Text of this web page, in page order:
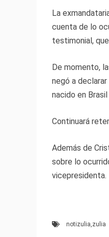
La
cuenta de lo
testimonial,
De momento,
negó a
nacido en
Continuará
Además de
sobre lo
vicepresidenta.
notizulia,zulia